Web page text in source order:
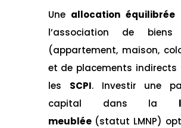
Une allocation équilibrée
l’association de biens
(appartement, maison,
et de placements indirects
les
SCPI. Investir une
capital dans la
meublée (statut LMNP)